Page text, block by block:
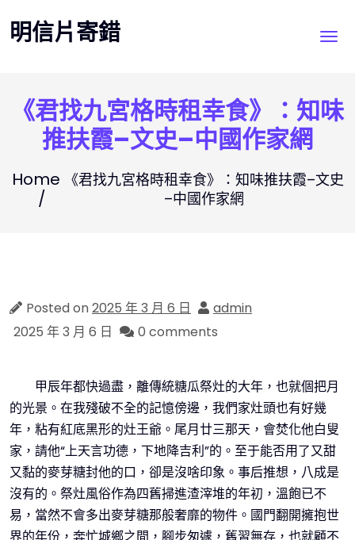
to
content
明信片寄錯
《君找九宮格時租幸食》：知味
推扶霞–文史–中國作家網
Home 《君找九宮格時租幸食》：知味推扶霞–文史
–中國作家網
Posted on2025 年 3 月 6 日
admin
2025 年 3 月 6 日
0 comments
甲辰年都快過盡，離傳統糖瓜祭灶的大年，也就個把月
的光景。在我殘破不全的記憶傍邊，我們家灶頭也有好幾
年，粘有紅底黑形的灶王爺。尾月廿三那天，會焚化他白叟
家，請他“上天言功德，下地降吉利”的。至于能否用了又甜
又黏的麥芽糖封他的口，卻是沒啥印象。事后推想，八成是
沒有的。祭灶風俗作為四舊掃進渣滓堆的年初，溫飽已不
易，當然不會多出麥芽糖那般奢靡的物件。國門翻開擁抱世